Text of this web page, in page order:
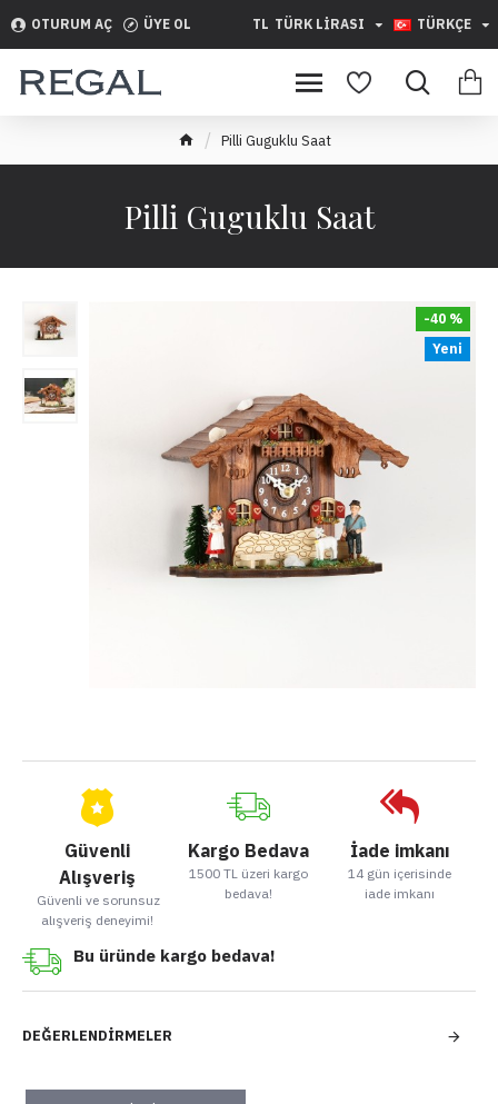
OTURUM AÇ ÜYE OL TL TÜRK LIRASI TÜRKÇE
Pilli Guguklu Saat
Pilli Guguklu Saat
Yeni
-40 %
Güvenli
Alışveriş
Güvenli ve sorunsuz
alışveriş deneyimi!
Kargo Bedava
1500 TL üzeri kargo
bedava!
İade imkanı
14 gün içerisinde
iade imkanı
DEĞERLENDIRMELER
Bu üründe kargo bedava!